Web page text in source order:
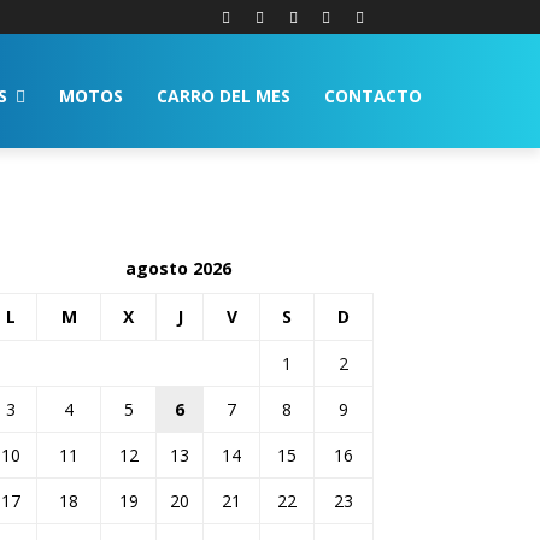
MOTOS CARRO DEL MES CONTACTO
agosto 2026
L M X J V S D
1
2
3
4 5 6 7 8
9
10
11 12 13 14 15
16
17
18 19 20 21 22
23